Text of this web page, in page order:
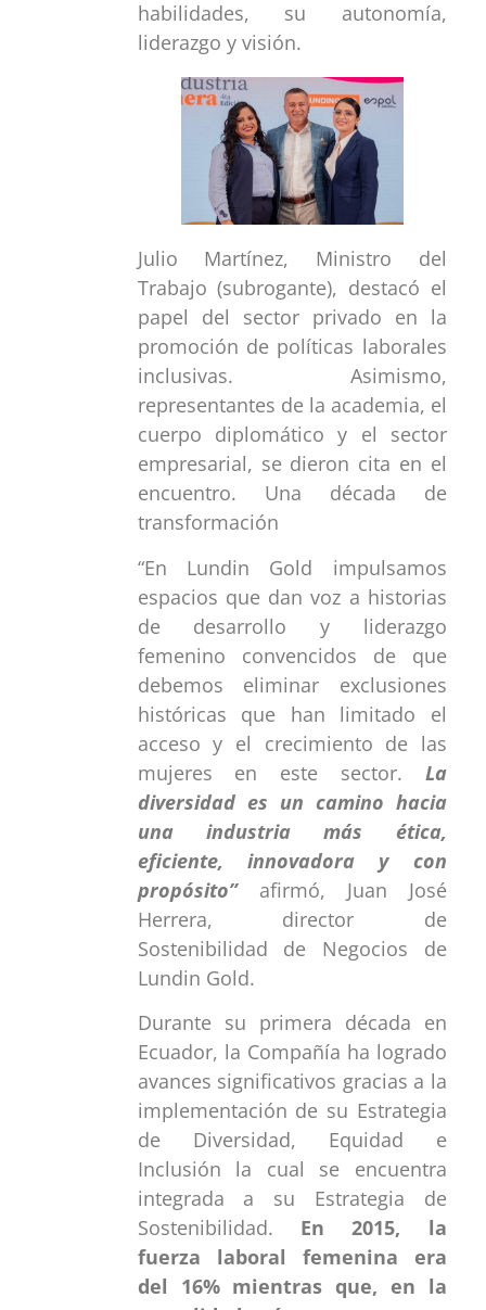
habilidades, su autonomía,
liderazgo y visión.
Julio Martínez, Ministro del
Trabajo (subrogante), destacó el
papel del sector privado en la
promoción de políticas laborales
inclusivas. Asimismo,
representantes de la academia, el
cuerpo diplomático y el sector
empresarial, se dieron cita en el
encuentro. Una década de
transformación
“En Lundin Gold impulsamos
espacios que dan voz a historias
de desarrollo y liderazgo
femenino convencidos de que
debemos eliminar exclusiones
históricas que han limitado el
acceso y el crecimiento de las
mujeres en este sector. La
diversidad es un camino hacia
una industria más ética,
eficiente, innovadora y con
propósito”afirmó, Juan José
Herrera, director de
Sostenibilidad de Negocios de
Lundin Gold.
Durante su primera década en
Ecuador, la Compañía ha logrado
avances significativos gracias a la
implementación de su Estrategia
de Diversidad, Equidad e
Inclusión la cual se encuentra
integrada a su Estrategia de
Sostenibilidad. En 2015, la
fuerza laboral femenina era
del 16% mientras que, en la